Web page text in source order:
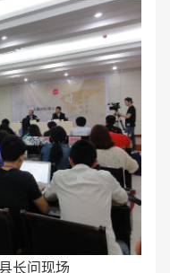
长问现场